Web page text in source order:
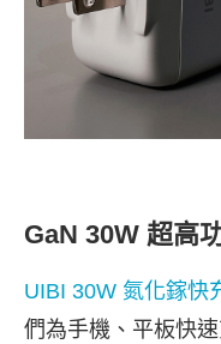
GaN 30W 超高
UIBI 30W 氮化鎵快
們為手機、平板快